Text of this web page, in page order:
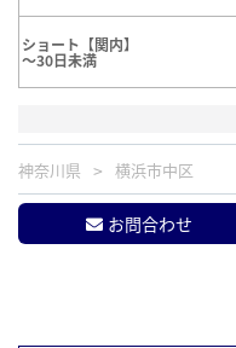
ショート【関内】
～30日未満
神奈川県 横浜市中区
お問合わせ